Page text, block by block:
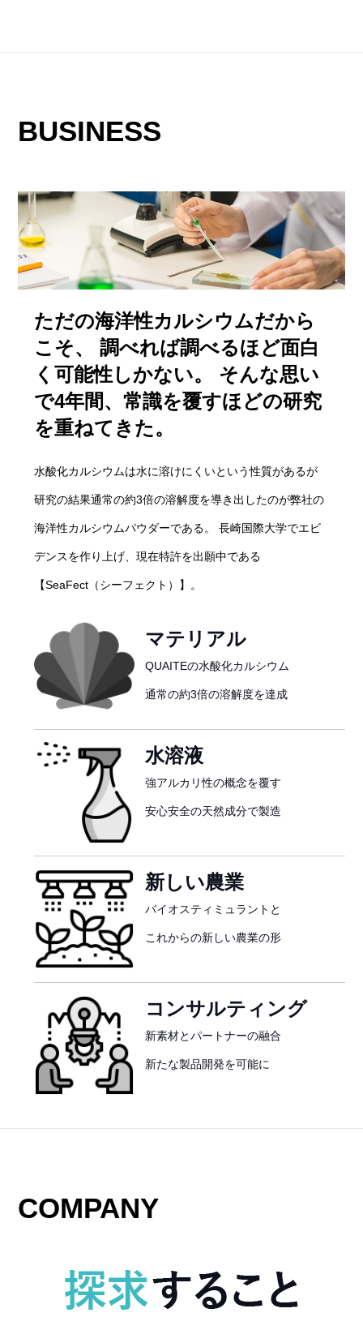
BUSINESS
ただの海洋性カルシウムだから
こそ、 調べれば調べるほど面白
く可能性しかない。 そんな思い
で4年間、常識を覆すほどの研究
を重ねてきた。
水酸化カルシウムは水に溶けにくいという性質があるが
研究の結果通常の約3倍の溶解度を導き出したのが弊社の
海洋性カルシウムパウダーである。 長崎国際大学でエビ
デンスを作り上げ、現在特許を出願中である
【SeaFect（シーフェクト）】。
マテリアル
QUAITEの水酸化カルシウム
通常の約3倍の溶解度を達成
水溶液
強アルカリ性の概念を覆す
安心安全の天然成分で製造
新しい農業
バイオスティミュラントと
これからの新しい農業の形
コンサルティング
新素材とパートナーの融合
新たな製品開発を可能に
COMPANY